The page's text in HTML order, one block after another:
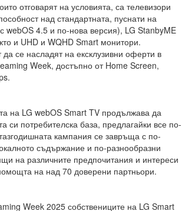
отговарят на условията, са телевизори
над стандартната, пуснати на
webOS 4.5 и по-нова версия), LG StanbyME
и UHD и WQHD Smart монитори.
да се насладят на ексклузивни оферти в
Week, достъпно от Home Screen,
на LG webOS Smart TV продължава да
си потребителска база, предлагайки все по-
кампания се завръща с по-
съдържание и по-разнообразни
на различните предпочитания и интереси
на над 70 доверени партньори.
Week 2025 собствениците на LG Smart